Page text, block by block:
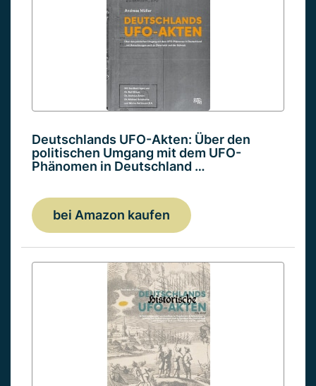
Deutschlands UFO-Akten: Über den
politischen Umgang mit dem UFO-
Phänomen in Deutschland …
bei Amazon kaufen